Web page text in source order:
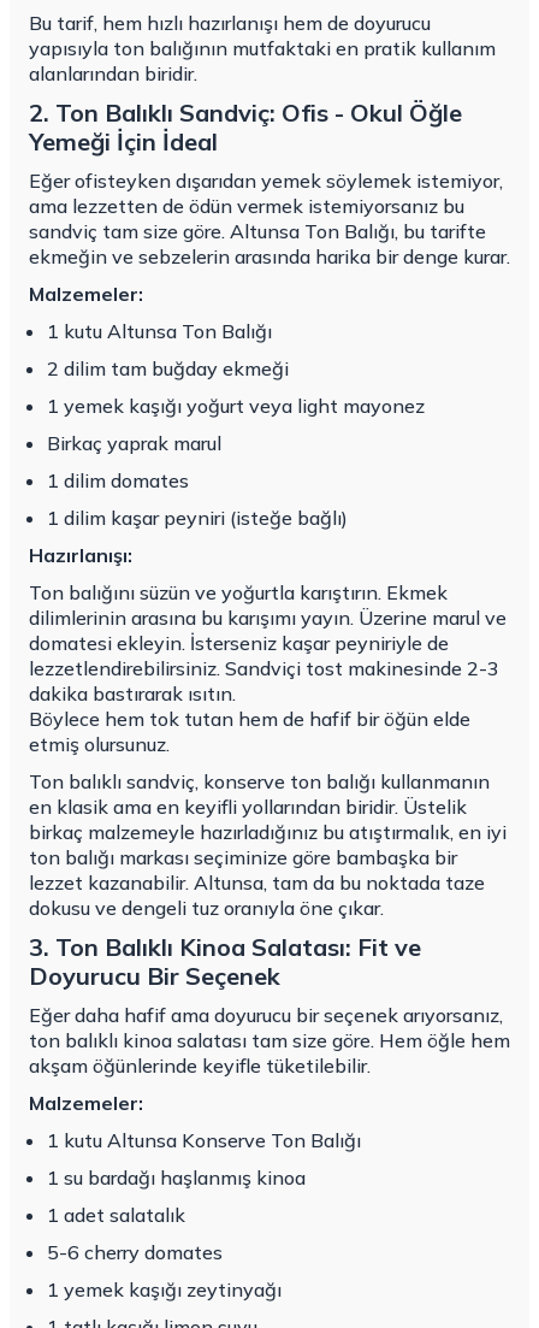
Bu tarif, hem hızlı hazırlanışı hem de doyurucu
yapısıyla ton balığının mutfaktaki en pratik kullanım
alanlarından biridir.
2. Ton Balıklı Sandviç: Ofis - Okul Öğle
Yemeği İçin İdeal
Eğer ofisteyken dışarıdan yemek söylemek istemiyor,
ama lezzetten de ödün vermek istemiyorsanız bu
sandviç tam size göre. Altunsa Ton Balığı, bu tarifte
ekmeğin ve sebzelerin arasında harika bir denge kurar.
Malzemeler:
1 kutu Altunsa Ton Balığı
2 dilim tam buğday ekmeği
1 yemek kaşığı yoğurt veya light mayonez
Birkaç yaprak marul
1 dilim domates
1 dilim kaşar peyniri (isteğe bağlı)
Hazırlanışı:
Ton balığını süzün ve yoğurtla karıştırın. Ekmek
dilimlerinin arasına bu karışımı yayın. Üzerine marul ve
domatesi ekleyin. İsterseniz kaşar peyniriyle de
lezzetlendirebilirsiniz. Sandviçi tost makinesinde 2-3
dakika bastırarak ısıtın.
Böylece hem tok tutan hem de hafif bir öğün elde
etmiş olursunuz.
Ton balıklı sandviç, konserve ton balığı kullanmanın
en klasik ama en keyifli yollarından biridir. Üstelik
birkaç malzemeyle hazırladığınız bu atıştırmalık, en iyi
ton balığı markası seçiminize göre bambaşka bir
lezzet kazanabilir. Altunsa, tam da bu noktada taze
dokusu ve dengeli tuz oranıyla öne çıkar.
3. Ton Balıklı Kinoa Salatası: Fit ve
Doyurucu Bir Seçenek
Eğer daha hafif ama doyurucu bir seçenek arıyorsanız,
ton balıklı kinoa salatası tam size göre. Hem öğle hem
akşam öğünlerinde keyifle tüketilebilir.
Malzemeler:
1 kutu Altunsa Konserve Ton Balığı
1 su bardağı haşlanmış kinoa
1 adet salatalık
5-6 cherry domates
1 yemek kaşığı zeytinyağı